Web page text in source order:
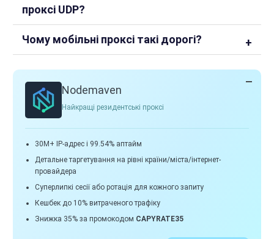
проксі UDP?
Чому мобільні проксі такі дорогі?
Nodemaven
Найкращі резидентські проксі
30M+ IP-адрес і 99.54% аптайм
Детальне таргетування на рівні країни/міста/інтернет-
провайдера
Суперлипкі сесії або ротація для кожного запиту
Кешбек до 10% витраченого трафіку
Знижка 35% за промокодом CAPYRATE35